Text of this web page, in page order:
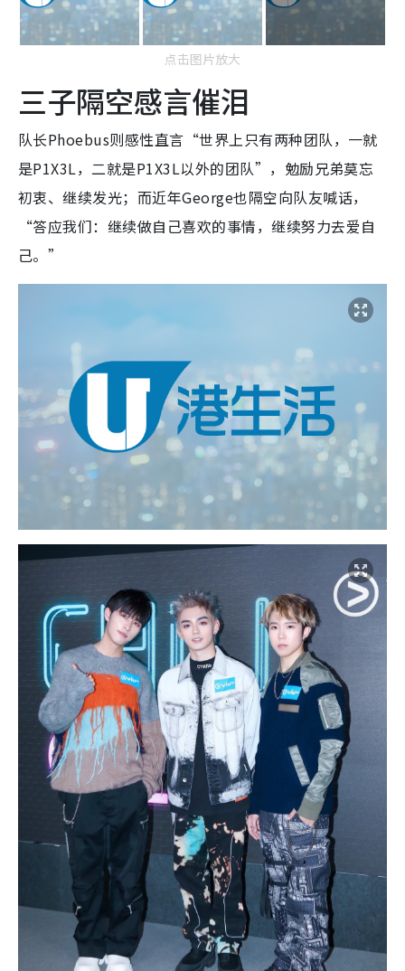
点击图片放大
三子隔空感言催泪
队长Phoebus则感性直言“世界上只有两种团队，一就
是P1X3L，二就是P1X3L以外的团队”，勉励兄弟莫忘
初衷、继续发光；而近年George也隔空向队友喊话，
“答应我们：继续做自己喜欢的事情，继续努力去爱自
己。”